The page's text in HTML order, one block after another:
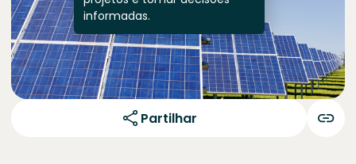
informadas.
Partilhar